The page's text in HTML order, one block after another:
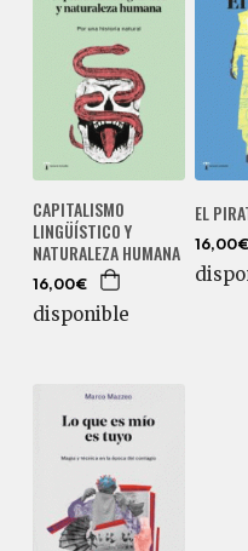
CAPITALISMO
LINGÜÍSTICO Y
NATURALEZA HUMANA
16,00€
disponible
EL
16,00€